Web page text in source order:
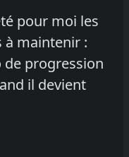
pour moi les
à maintenir :
de progression
il devient